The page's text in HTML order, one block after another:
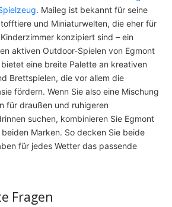
. Maileg ist bekannt für seine
und Miniaturwelten, die eher für
konzipiert sind – ein
aktiven Outdoor-Spielen von Egmont
eine breite Palette an kreativen
Brettspielen, die vor allem die
fördern. Wenn Sie also eine Mischung
für draußen und ruhigeren
suchen, kombinieren Sie Egmont
Marken. So decken Sie beide
für jedes Wetter das passende
Fragen